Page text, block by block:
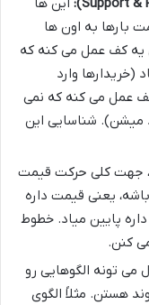
این ها
بارها به اون ها
کف عمل می کنه که
(خریدارها وارد
عمل می کنه که نمی
میشن). شناسایی این
جهت کلی حرکت قیمت
یعنی قیمت داره
داره پایین میاد. خطوط
کنن.
می تونه الگوهایی رو
هستن. مثلاً الگوی